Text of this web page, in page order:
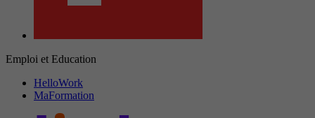
Emploi et Education
HelloWork
MaFormation